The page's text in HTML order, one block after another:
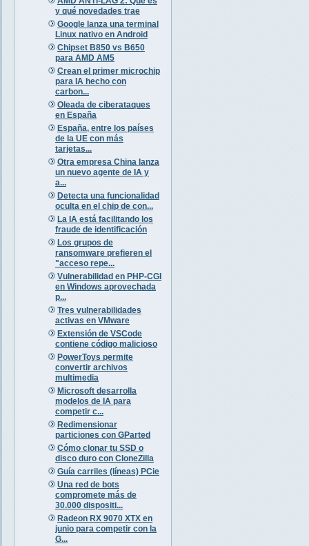
y qué novedades trae
Google lanza una terminal
Linux nativo en Android
Chipset B850 vs B650
para AMD AM5
Crean el primer microchip
para IA hecho con
carbon...
Oleada de ciberataques
en España
España, entre los países
de la UE con más
tarjetas...
Otra empresa China lanza
un nuevo agente de IA y
a...
Detecta una funcionalidad
oculta en el chip de con...
La IA está facilitando los
fraude de identificación
Los grupos de
ransomware prefieren el
"acceso repe...
Vulnerabilidad en PHP-CGI
en Windows aprovechada
p...
Tres vulnerabilidades
activas en VMware
Extensión de VSCode
contiene código malicioso
PowerToys permite
convertir archivos
multimedia
Microsoft desarrolla
modelos de IA para
competir c...
Redimensionar
particiones con GParted
Cómo clonar tu SSD o
disco duro con CloneZilla
Guía carriles (líneas) PCie
Una red de bots
compromete más de
30.000 dispositi...
Radeon RX 9070 XTX en
junio para competir con la
G...